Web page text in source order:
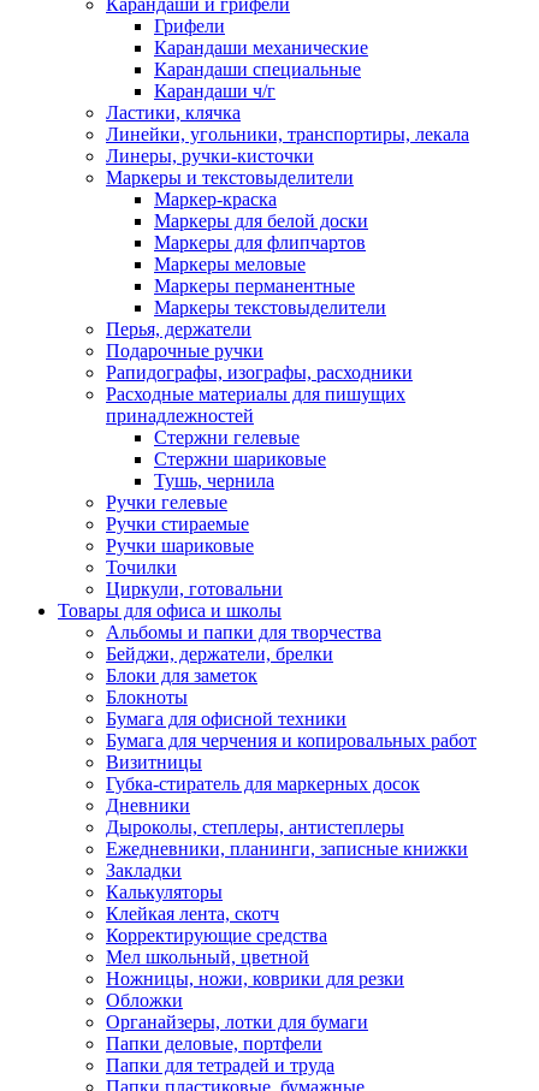
Карандаши и грифели
Грифели
Карандаши механические
Карандаши специальные
Карандаши ч/г
Ластики, клячка
Линейки, угольники, транспортиры, лекала
Линеры, ручки-кисточки
Маркеры и текстовыделители
Маркер-краска
Маркеры для белой доски
Маркеры для флипчартов
Маркеры меловые
Маркеры перманентные
Маркеры текстовыделители
Перья, держатели
Подарочные ручки
Рапидографы, изографы, расходники
Расходные материалы для пишущих
принадлежностей
Стержни гелевые
Стержни шариковые
Тушь, чернила
Ручки гелевые
Ручки стираемые
Ручки шариковые
Точилки
Циркули, готовальни
Товары для офиса и школы
Альбомы и папки для творчества
Бейджи, держатели, брелки
Блоки для заметок
Блокноты
Бумага для офисной техники
Бумага для черчения и копировальных работ
Визитницы
Губка-стиратель для маркерных досок
Дневники
Дыроколы, степлеры, антистеплеры
Ежедневники, планинги, записные книжки
Закладки
Калькуляторы
Клейкая лента, скотч
Корректирующие средства
Мел школьный, цветной
Ножницы, ножи, коврики для резки
Обложки
Органайзеры, лотки для бумаги
Папки деловые, портфели
Папки для тетрадей и труда
Папки пластиковые, бумажные